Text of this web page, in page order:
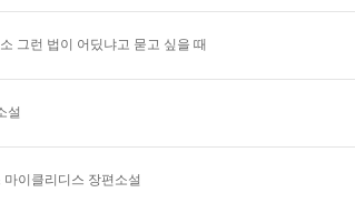
그런 법이 어딨냐고 묻고 싶을 때
설
이클리디스 장편소설